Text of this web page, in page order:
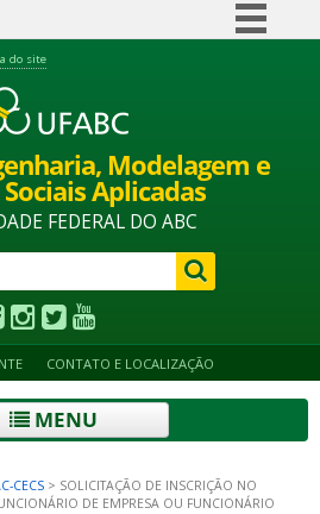
Acesso à informação
Legislação
Canais
do site
Modelagem e
Aplicadas
FEDERAL DO ABC
CONTATO E LOCALIZAÇÃO
MENU
CECS > SOLICITAÇÃO DE INSCRIÇÃO NO
DE EMPRESA OU FUNCIONÁRIO